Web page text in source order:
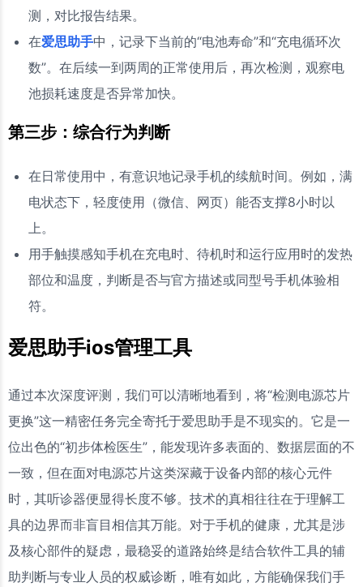
测，对比报告结果。
在爱思助手中，记录下当前的“电池寿命”和“充电循环次
数”。在后续一到两周的正常使用后，再次检测，观察电
池损耗速度是否异常加快。
第三步：综合行为判断
在日常使用中，有意识地记录手机的续航时间。例如，满
电状态下，轻度使用（微信、网页）能否支撑8小时以
上。
用手触摸感知手机在充电时、待机时和运行应用时的发热
部位和温度，判断是否与官方描述或同型号手机体验相
符。
爱思助手ios管理工具
通过本次深度评测，我们可以清晰地看到，将“检测电源芯片
更换”这一精密任务完全寄托于爱思助手是不现实的。它是一
位出色的“初步体检医生”，能发现许多表面的、数据层面的不
一致，但在面对电源芯片这类深藏于设备内部的核心元件
时，其听诊器便显得长度不够。技术的真相往往在于理解工
具的边界而非盲目相信其万能。对于手机的健康，尤其是涉
及核心部件的疑虑，最稳妥的道路始终是结合软件工具的辅
助判断与专业人员的权威诊断，唯有如此，方能确保我们手